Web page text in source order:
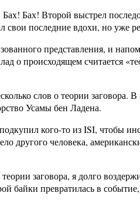
Бах! Бах! Второй выстрел
свои последние вдохи, но уже
представления, и
о происходящем считается
слов о теории заговора.
Усамы бен Ладена.
кого-то из ISI, чтобы
другого человека,
заговора, я долго
байки превратилась в